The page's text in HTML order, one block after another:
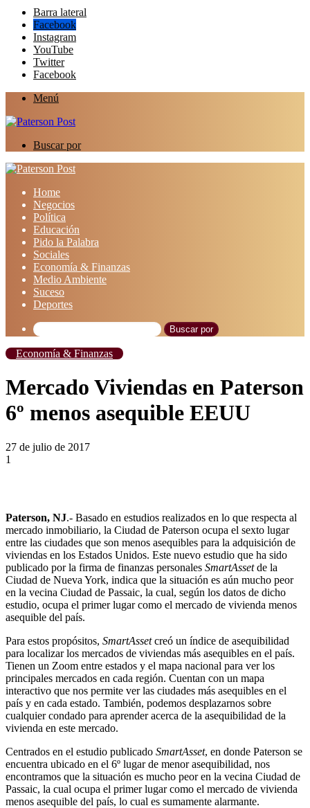
Barra lateral
Facebook
Instagram
YouTube
Twitter
Facebook
Menú
Buscar por
Home
Negocios
Política
Educación
Pido la Palabra
Sociales
Economía & Finanzas
Medio Ambiente
Suceso
Deportes
Buscar por
Economía & Finanzas
Mercado Viviendas en Paterson
6º menos asequible EEUU
27 de julio de 2017
1
Paterson, NJ.- Basado en estudios realizados en lo que respecta al
mercado inmobiliario, la Ciudad de Paterson ocupa el sexto lugar
entre las ciudades que son menos asequibles para la adquisición de
viviendas en los Estados Unidos. Este nuevo estudio que ha sido
publicado por la firma de finanzas personales SmartAssetde la
Ciudad de Nueva York, indica que la situación es aún mucho peor
en la vecina Ciudad de Passaic, la cual, según los datos de dicho
estudio, ocupa el primer lugar como el mercado de vivienda menos
asequible del país.
Para estos propósitos, SmartAssetcreó un índice de asequibilidad
para localizar los mercados de viviendas más asequibles en el país.
Tienen un Zoom entre estados y el mapa nacional para ver los
principales mercados en cada región. Cuentan con un mapa
interactivo que nos permite ver las ciudades más asequibles en el
país y en cada estado. También, podemos desplazarnos sobre
cualquier condado para aprender acerca de la asequibilidad de la
vivienda en este mercado.
Centrados en el estudio publicado SmartAsset, en donde Paterson se
encuentra ubicado en el 6º lugar de menor asequibilidad, nos
encontramos que la situación es mucho peor en la vecina Ciudad de
Passaic, la cual ocupa el primer lugar como el mercado de vivienda
menos asequible del país, lo cual es sumamente alarmante.